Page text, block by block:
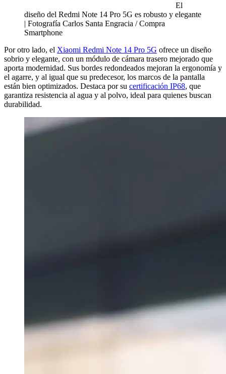
El
diseño del Redmi Note 14 Pro 5G es robusto y elegante
| Fotografía Carlos Santa Engracia / Compra
Smartphone
Por otro lado, el Xiaomi Redmi Note 14 Pro 5G ofrece un diseño
sobrio y elegante, con un módulo de cámara trasero mejorado que
aporta modernidad. Sus bordes redondeados mejoran la ergonomía y
el agarre, y al igual que su predecesor, los marcos de la pantalla
están bien optimizados. Destaca por su certificación IP68, que
garantiza resistencia al agua y al polvo, ideal para quienes buscan
durabilidad.